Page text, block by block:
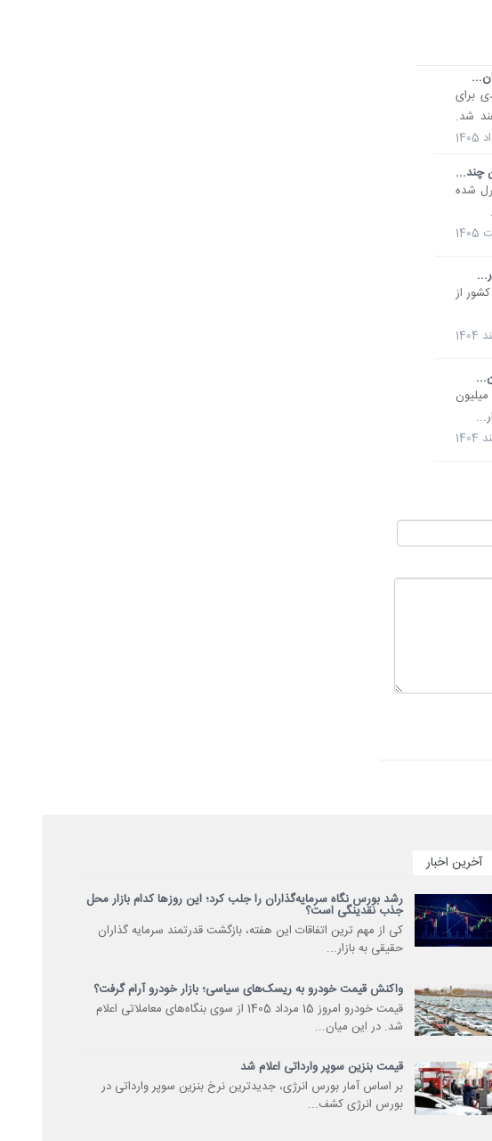
100 درصدی برای
شد.
چند...
شده
از
کار استان تهران از بهره‌مندی 3.7 میلیون
آخرین اخبار
رشد بورس نگاه سرمایه‌گذاران را جلب کرد؛ این روزها کدام بازار محل
جذب نقدینگی است؟
کی از مهم ترین اتفاقات این هفته، بازگشت قدرتمند سرمایه گذاران
حقیقی به بازار...
واکنش قیمت خودرو به ریسک‌های سیاسی؛ بازار خودرو آرام گرفت؟
قیمت خودرو امروز 15 مرداد 1405 از سوی بنگاه‌های معاملاتی اعلام
شد. در این میان...
قیمت بنزین سوپر وارداتی اعلام شد
بر اساس آمار بورس انرژی، جدیدترین نرخ بنزین سوپر وارداتی در
بورس انرژی کشف...